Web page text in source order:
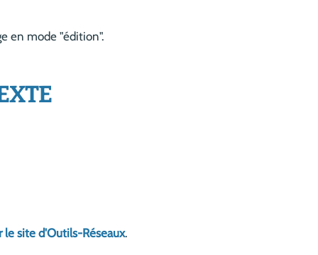
en mode "édition".
le site d'Outils-Réseaux.